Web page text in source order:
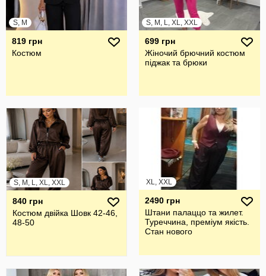
S, M
819 грн
Костюм
S, M, L, XL, XXL
699 грн
Жіночий брючний костюм
піджак та брюки
S, M, L, XL, XXL
840 грн
Костюм двійка Шовк 42-46,
48-50
XL, XXL
2490 грн
Штани палаццо та жилет.
Туреччина, преміум якість.
Стан нового